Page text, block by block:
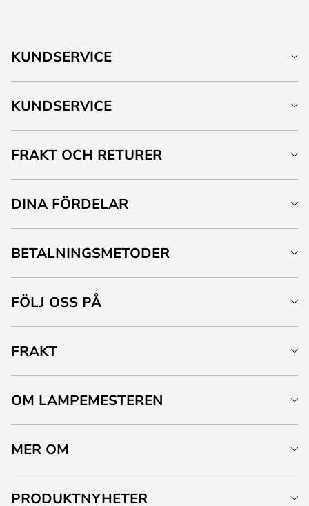
KUNDSERVICE
KUNDSERVICE
FRAKT OCH RETURER
DINA FÖRDELAR
BETALNINGSMETODER
FÖLJ OSS PÅ
FRAKT
OM LAMPEMESTEREN
MER OM
PRODUKTNYHETER